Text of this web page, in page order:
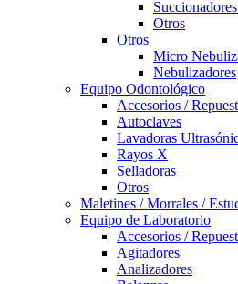
Otros
Otros
Micro
Nebulizadores
Equipo Odontológico
Accesorios /
Autoclaves
Lavadoras
Rayos X
Selladoras
Otros
Maletines / Morrales /
Equipo de Laboratorio
Accesorios /
Agitadores
Analizadores